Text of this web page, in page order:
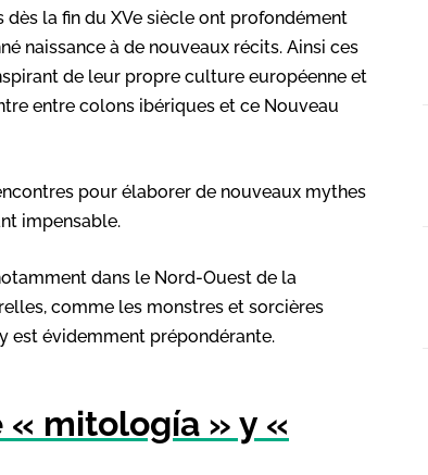
la fin du XVe siècle ont profondément
naissance à de nouveaux récits. Ainsi ces
de leur propre culture européenne et
entre colons ibériques et ce Nouveau
pour élaborer de nouveaux mythes
impensable.
dans le Nord-Ouest de la
comme les monstres et sorcières
est évidemment prépondérante.
« mitología » y «